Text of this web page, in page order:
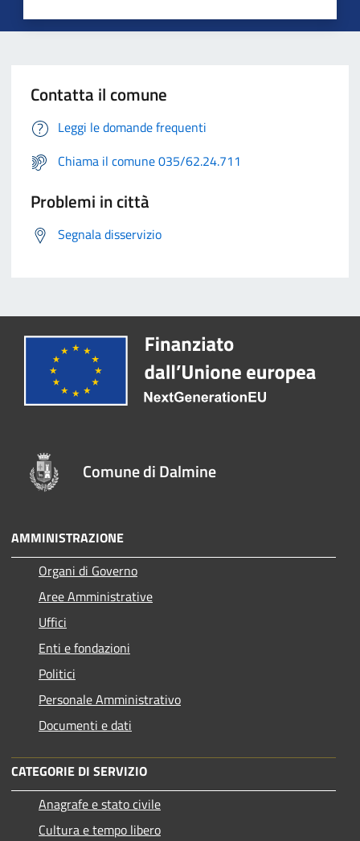
Contatta il comune
Leggi le domande frequenti
Chiama il comune 035/62.24.711
Problemi in città
Segnala disservizio
Comune di Dalmine
AMMINISTRAZIONE
Organi di Governo
Aree Amministrative
Uffici
Enti e fondazioni
Politici
Personale Amministrativo
Documenti e dati
CATEGORIE DI SERVIZIO
Anagrafe e stato civile
Cultura e tempo libero